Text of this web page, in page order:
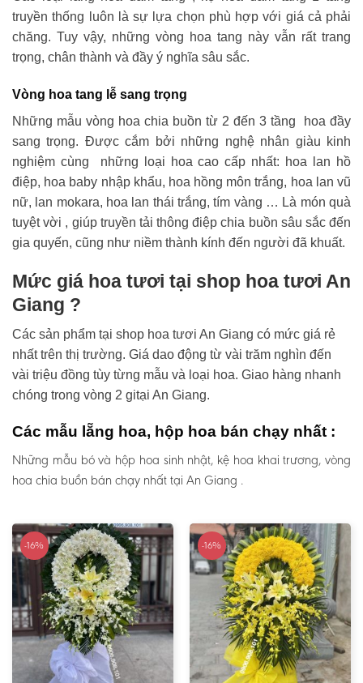
truyền thống luôn là sự lựa chọn phù hợp với giá cả phải
chăng. Tuy vậy, những vòng hoa tang này vẫn rất trang
trọng, chân thành và đầy ý nghĩa sâu sắc.
Vòng hoa tang lễ sang trọng
Những mẫu vòng hoa chia buồn từ 2 đến 3 tầng hoa đầy
sang trọng. Được cắm bởi những nghệ nhân giàu kinh
nghiệm cùng những loại hoa cao cấp nhất: hoa lan hồ
điệp, hoa baby nhập khẩu, hoa hồng môn trắng, hoa lan vũ
nữ, lan mokara, hoa lan thái trắng, tím vàng … Là món quà
tuyệt vời , giúp truyền tải thông điệp chia buồn sâu sắc đến
gia quyến, cũng như niềm thành kính đến người đã khuất.
Mức giá hoa tươi tại shop hoa tươi An
Giang ?
Các sản phẩm tại shop hoa tươi An Giang có mức giá rẻ
nhất trên thị trường. Giá dao động từ vài trăm nghìn đến
vài triệu đồng tùy từng mẫu và loại hoa. Giao hàng nhanh
chóng trong vòng 2 gitại An Giang.
Các mẫu lẵng hoa, hộp hoa bán chạy nhất :
Những mẫu bó và hộp hoa sinh nhật, kệ hoa khai trương, vòng
hoa chia buồn bán chạy nhất tại An Giang .
-16% -16%